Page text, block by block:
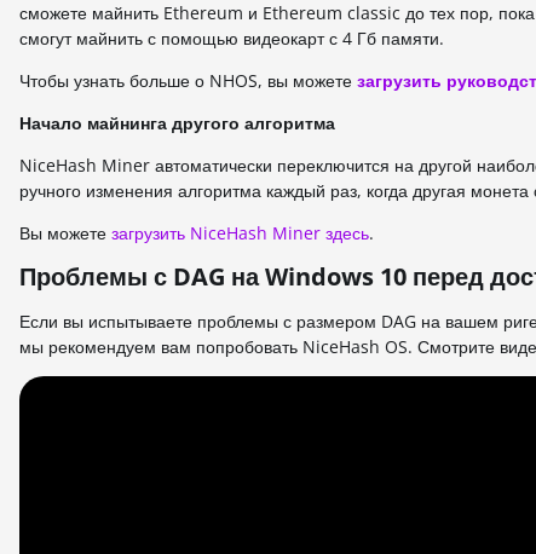
сможете майнить Ethereum и Ethereum classic до тех пор,
смогут майнить с помощью видеокарт с 4 Гб памяти.
Чтобы узнать больше о NHOS, вы можете загрузить
Начало майнинга другого алгоритма
NiceHash Miner автоматически переключится на другой
ручного изменения алгоритма каждый раз, когда другая
Вы можете загрузить NiceHash Miner здесь.
Проблемы с DAG на Windows 10 перед
Если вы испытываете проблемы с размером DAG на вашем
мы рекомендуем вам попробовать NiceHash OS. Смотрите